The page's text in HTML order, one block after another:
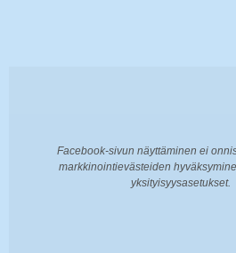
Facebook-sivun näyttäminen ei
markkinointievästeiden
yksityisyysasetukset.